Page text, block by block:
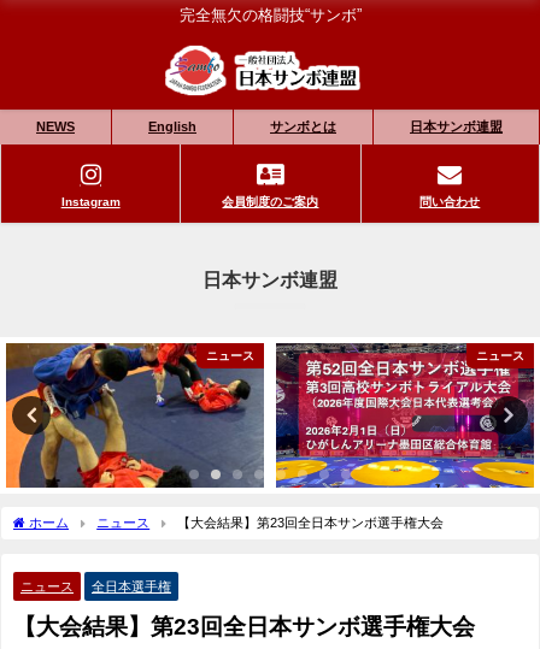
完全無欠の格闘技“サンボ”
NEWS English サンボとは 日本サンボ連盟
Instagram 会員制度のご案内 問い合わせ
日本サンボ連盟
ニュース ニュース
ホーム ニュース 【大会結果】第23回全日本サンボ選手権大会
ニュース 全日本選手権
【大会結果】第23回全日本サンボ選手権大会